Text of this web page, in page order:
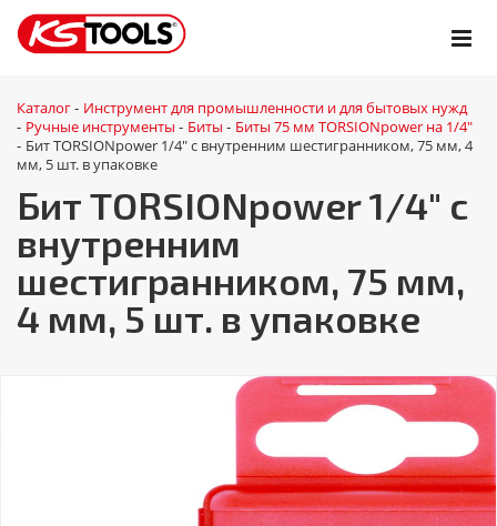
Каталог - Инструмент для промышленности и для бытовых нужд
- Ручные инструменты - Биты - Биты 75 мм TORSIONpower на 1/4"
- Бит TORSIONpower 1/4" с внутренним шестигранником, 75 мм, 4
мм, 5 шт. в упаковке
Бит TORSIONpower 1/4" с
внутренним
шестигранником, 75 мм,
4 мм, 5 шт. в упаковке